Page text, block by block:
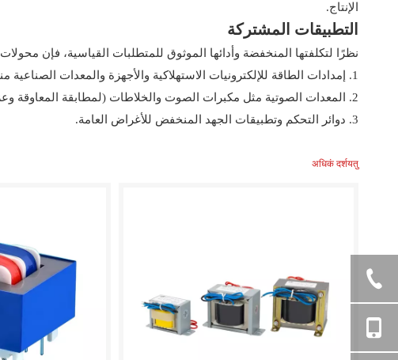
الإنتاج.
التطبيقات المشتركة
نظرًا لتكلفتها المنخفضة وأدائها الموثوق للمتطلبات القياسية، فإن محولات EI-core موجودة في كل مكان في:
1. إمدادات الطاقة للإلكترونيات الاستهلاكية والأجهزة والمعدات الصناعية منخفضة الطاقة.
2. المعدات الصوتية مثل مكبرات الصوت والخلاطات (لمطابقة المعاوقة وعزلها).
3. دوائر التحكم وتطبيقات الجهد المنخفض للأغراض العامة.
अधिकं दर्शयतु